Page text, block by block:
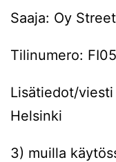
Saaja: Oy
Tilinumero:
Lisätiedot/
Helsinki
3) muilla